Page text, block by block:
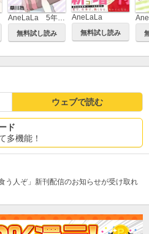
AneLaLa 5年後の恋のダイヤ
無料試し読み
AneLaLa
無料試し読み
ウェブで読む
ド
多機能！
う人ぞ」新刊配信のお知らせが受け取れ